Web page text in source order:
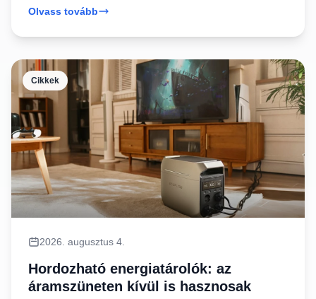
Olvass tovább
Cikkek
2026. augusztus 4.
Hordozható energiatárolók: az
áramszüneten kívül is hasznosak